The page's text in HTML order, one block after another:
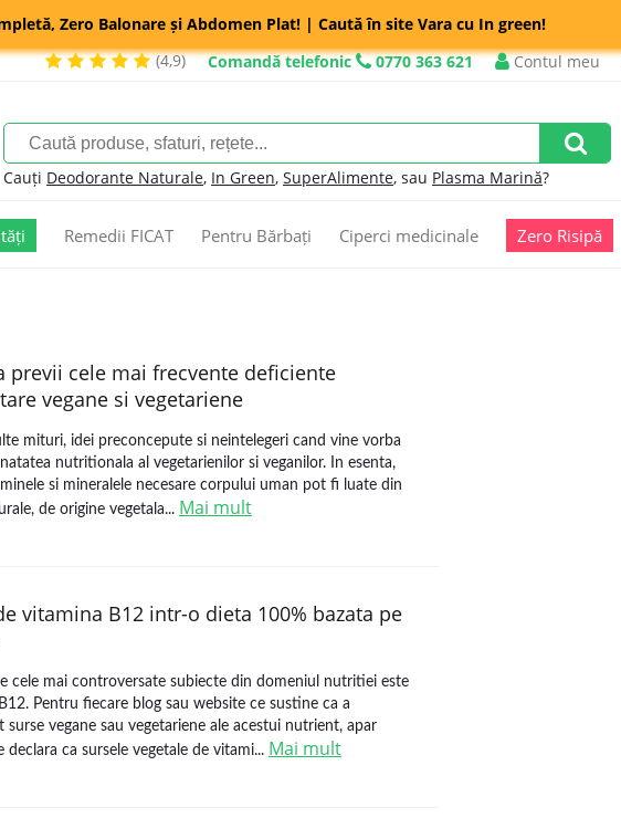
Zero Balonare și Abdomen Plat! | Caută în site Vara cu In green!
(4,9)
Comandă telefonic 0770 363 621 Contul meu
Cauți Deodorante Naturale, In Green, SuperAlimente, sau Plasma Marină?
Remedii FICAT Pentru Bărbați Ciperci medicinale Zero Risipă
previi cele mai frecvente deficiente
vegane si vegetariene
mituri, idei preconcepute si neintelegeri cand vine vorba
nutritionala al vegetarienilor si veganilor. In esenta,
si mineralele necesare corpului uman pot fi luate din
de origine vegetala... Mai mult
vitamina B12 intr-o dieta 100% bazata pe
cele mai controversate subiecte din domeniul nutritiei este
Pentru fiecare blog sau website ce sustine ca a
surse vegane sau vegetariene ale acestui nutrient, apar
declara ca sursele vegetale de vitami... Mai mult